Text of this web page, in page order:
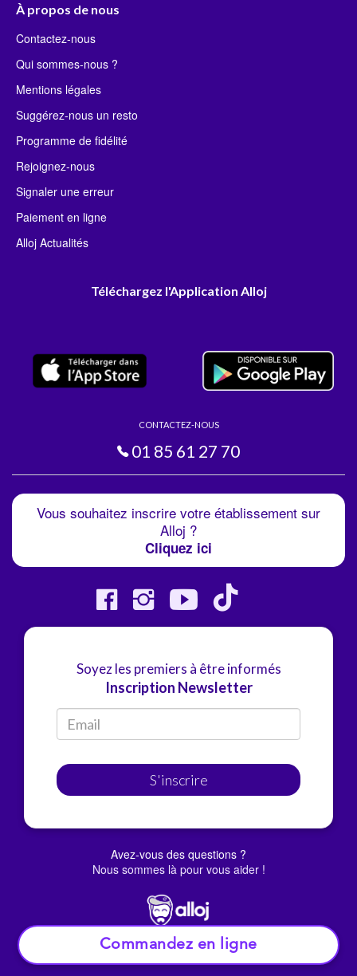
Commandez en ligne
À propos de nous
Contactez-nous
Qui sommes-nous ?
Mentions légales
Suggérez-nous un resto
Programme de fidélité
Rejoignez-nous
Signaler une erreur
Paiement en ligne
Alloj Actualités
Téléchargez l'Application Alloj
CONTACTEZ-NOUS
01 85 61 27 70
Vous souhaitez inscrire votre établissement sur
Alloj ?
Cliquez ici
Soyez les premiers à être informés
Inscription Newsletter
S'inscrire
Avez-vous des questions ?
Nous sommes là pour vous aider !
© Alloj.2022 Tous droits réservés